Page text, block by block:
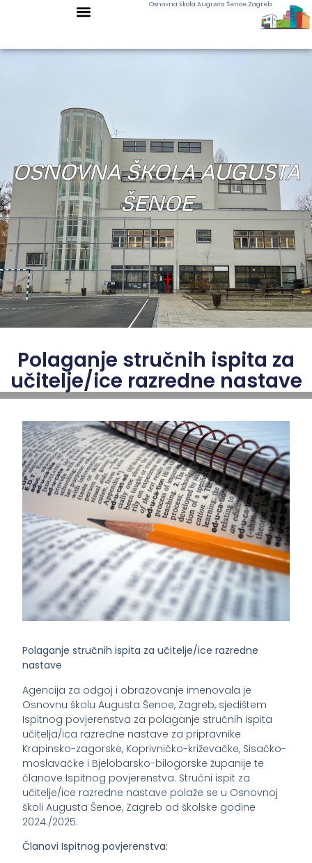
Osnovna škola Augusta Šenoe Zagreb
OSNOVNA ŠKOLA AUGUSTA
ŠENOE
Polaganje stručnih ispita za
učitelje/ice razredne nastave
Polaganje stručnih ispita za učitelje/ice razredne
nastave
Agencija za odgoj i obrazovanje imenovala je
Osnovnu školu Augusta Šenoe, Zagreb, sjedištem
Ispitnog povjerenstva za polaganje stručnih ispita
učitelja/ica razredne nastave za pripravnike
Krapinsko-zagorske, Koprivničko-križevačke, Sisačko-
moslavačke i Bjelobarsko-bilogorske županije te
članove Ispitnog povjerenstva. Stručni ispit za
učitelje/ice razredne nastave polaže se u Osnovnoj
školi Augusta Šenoe, Zagreb od školske godine
2024./2025.
Članovi Ispitnog povjerenstva: